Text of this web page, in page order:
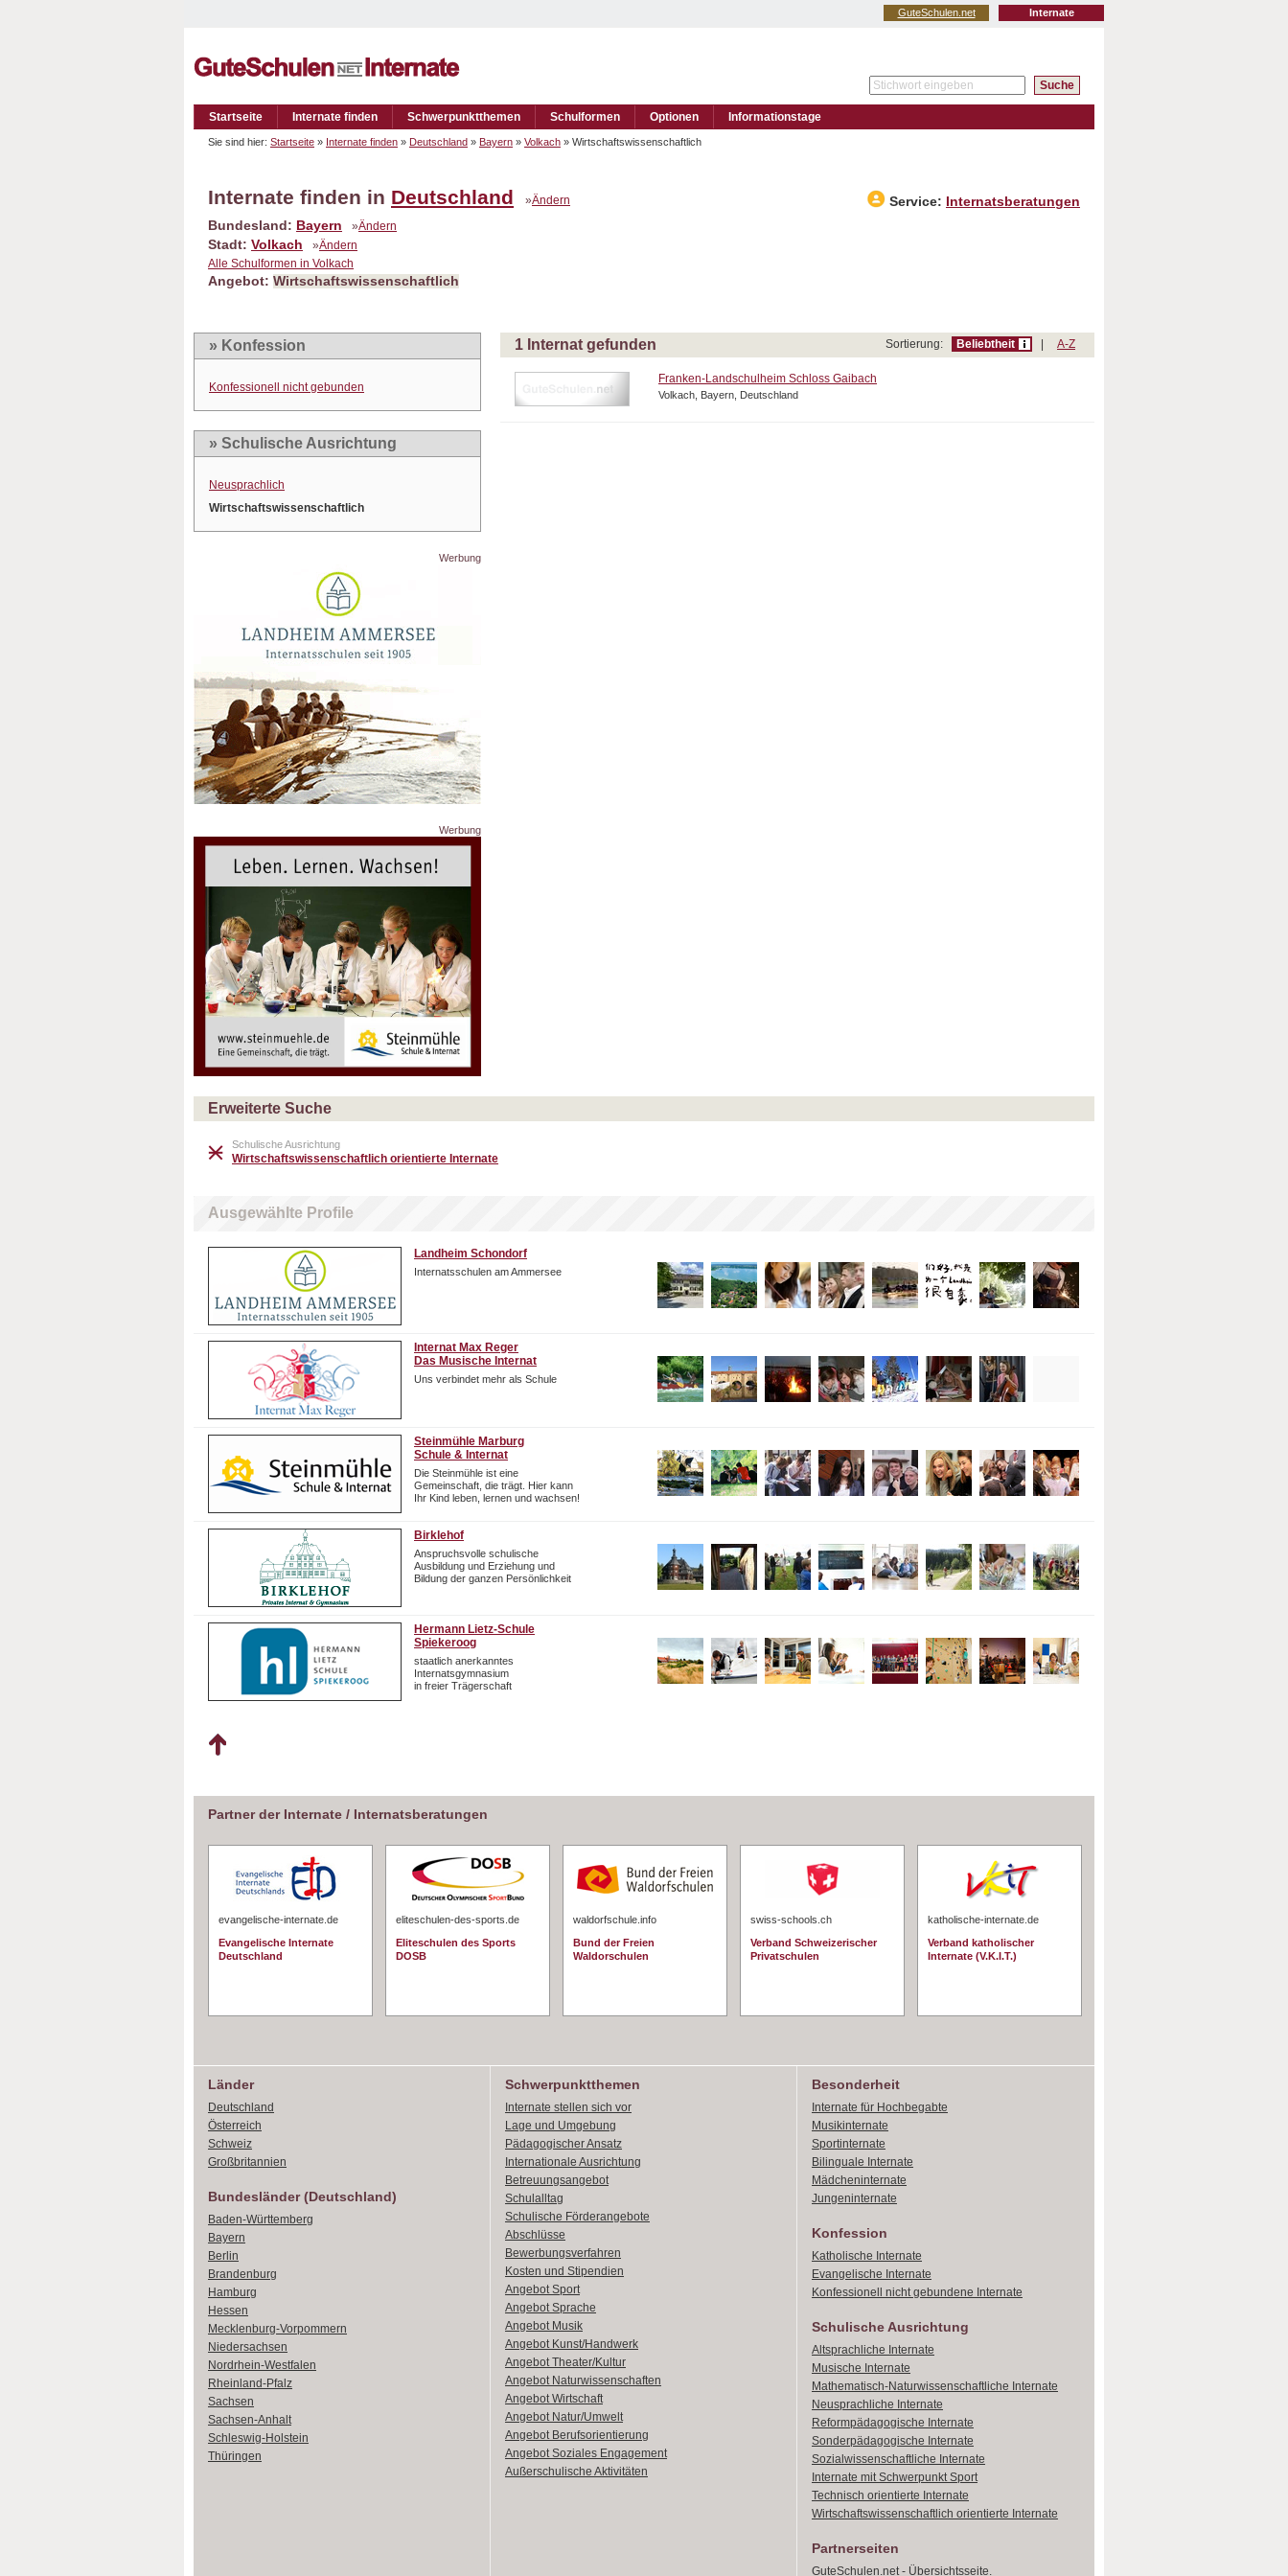
Internate
GuteSchulen.net
Startseite Internate finden Schwerpunktthemen Schulformen Optionen Informationstage
Sie sind hier: Startseite » Internate finden » Deutschland » Bayern » Volkach » Wirtschaftswissenschaftlich
Internate finden in Deutschland »Ändern Service:
Internatsberatungen
Bundesland: Bayern »Ändern
Stadt: Volkach »Ändern
Alle Schulformen in Volkach
Angebot: Wirtschaftswissenschaftlich
» Konfession
Konfessionell nicht gebunden
» Schulische Ausrichtung
Neusprachlich
Wirtschaftswissenschaftlich
Werbung
Werbung
1 Internat gefunden Sortierung: Beliebtheit A-Z
Franken-Landschulheim Schloss Gaibach
Volkach, Bayern, Deutschland
Erweiterte Suche
Schulische Ausrichtung
Wirtschaftswissenschaftlich orientierte Internate
Ausgewählte Profile
Landheim Schondorf
Internatsschulen am Ammersee
Internat Max Reger
Das Musische Internat
Uns verbindet mehr als Schule
Steinmühle Marburg
Schule & Internat
Die Steinmühle ist eine
Gemeinschaft, die trägt. Hier kann
Ihr Kind leben, lernen und wachsen!
Birklehof
Anspruchsvolle schulische
Ausbildung und Erziehung und
Bildung der ganzen Persönlichkeit
Hermann Lietz-Schule
Spiekeroog
staatlich anerkanntes
Internatsgymnasium
in freier Trägerschaft
Partner der Internate / Internatsberatungen
evangelische-internate.de
Evangelische Internate
Deutschland
eliteschulen-des-sports.de
Eliteschulen des Sports
DOSB
waldorfschule.info
Bund der Freien
Waldorschulen
swiss-schools.ch
Verband Schweizerischer
Privatschulen
katholische-internate.de
Verband katholischer
Internate (V.K.I.T.)
Länder
Deutschland
Österreich
Schweiz
Großbritannien
Bundesländer (Deutschland)
Baden-Württemberg
Bayern
Berlin
Brandenburg
Hamburg
Hessen
Mecklenburg-Vorpommern
Niedersachsen
Nordrhein-Westfalen
Rheinland-Pfalz
Sachsen
Sachsen-Anhalt
Schleswig-Holstein
Thüringen
Schwerpunktthemen
Internate stellen sich vor
Lage und Umgebung
Pädagogischer Ansatz
Internationale Ausrichtung
Betreuungsangebot
Schulalltag
Schulische Förderangebote
Abschlüsse
Bewerbungsverfahren
Kosten und Stipendien
Angebot Sport
Angebot Sprache
Angebot Musik
Angebot Kunst/Handwerk
Angebot Theater/Kultur
Angebot Naturwissenschaften
Angebot Wirtschaft
Angebot Natur/Umwelt
Angebot Berufsorientierung
Angebot Soziales Engagement
Außerschulische Aktivitäten
Besonderheit
Internate für Hochbegabte
Musikinternate
Sportinternate
Bilinguale Internate
Mädcheninternate
Jungeninternate
Konfession
Katholische Internate
Evangelische Internate
Konfessionell nicht gebundene Internate
Schulische Ausrichtung
Altsprachliche Internate
Musische Internate
Mathematisch-Naturwissenschaftliche Internate
Neusprachliche Internate
Reformpädagogische Internate
Sonderpädagogische Internate
Sozialwissenschaftliche Internate
Internate mit Schwerpunkt Sport
Technisch orientierte Internate
Wirtschaftswissenschaftlich orientierte Internate
Partnerseiten
GuteSchulen.net - Übersichtsseite.